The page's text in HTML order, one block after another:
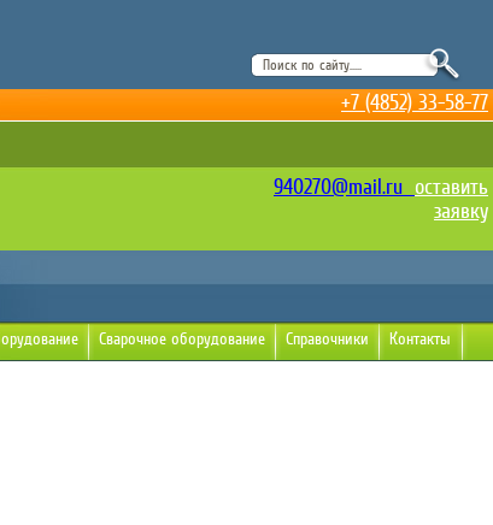
Сварочное оборудование Справочники Контакты
+7 (4852) 33-58-77
940270@mail.ru оставить
заявку